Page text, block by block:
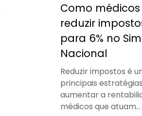
Como
reduzir
para 6% no
Nacional
Reduzir impostos é
principais
aumentar a
médicos que atuam...